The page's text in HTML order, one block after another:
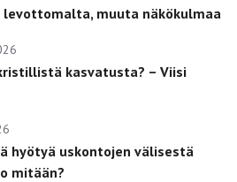
muuta näkökulmaa
kasvatusta? – Viisi
hyötyä uskontojen välisestä
mitään?